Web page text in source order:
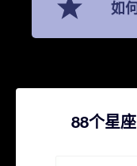
如
88个星